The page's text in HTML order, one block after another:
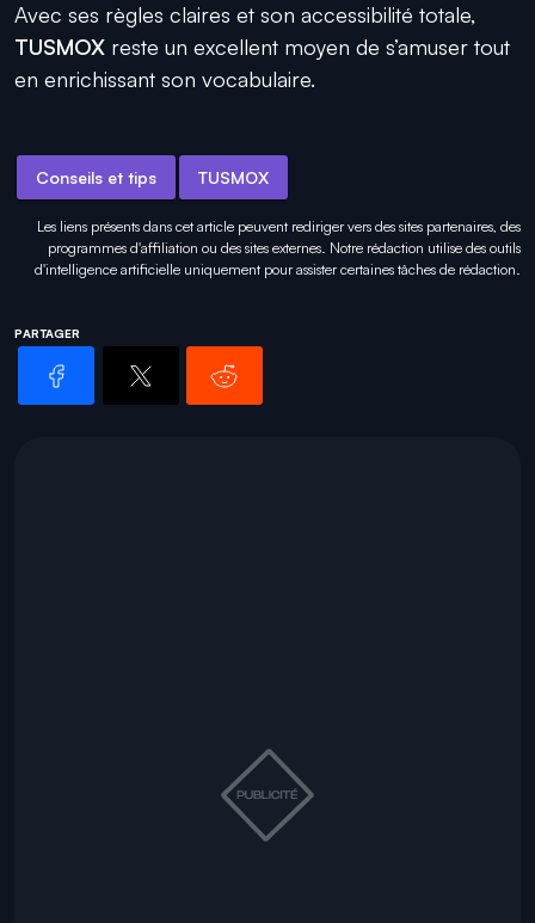
Avec ses règles claires et son accessibilité totale,
TUSMOX reste un excellent moyen de s’amuser tout
en enrichissant son vocabulaire.
Conseils et tips TUSMOX
Les liens présents dans cet article peuvent rediriger vers des sites partenaires, des
programmes d'affiliation ou des sites externes. Notre rédaction utilise des outils
d'intelligence artificielle uniquement pourassister certaines tâches de rédaction.
PARTAGER